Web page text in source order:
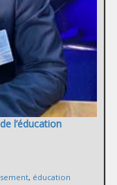
l’éducation
, éducation